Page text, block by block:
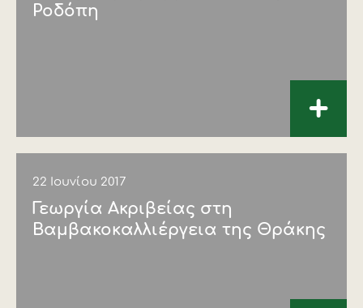
Ροδόπη
+
22 Ιουνίου 2017
Γεωργία Ακριβείας στη
Βαμβακοκαλλιέργεια της Θράκης